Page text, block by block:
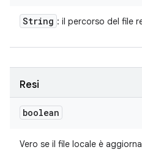
String : il percorso del file
Resi
boolean
Vero se il file locale è